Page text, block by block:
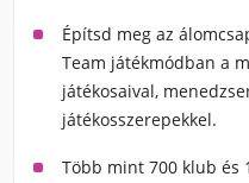
Építsd meg az
Team játékmódban a
játékosaival,
játékosszerepekkel.
Több mint 700 klub és